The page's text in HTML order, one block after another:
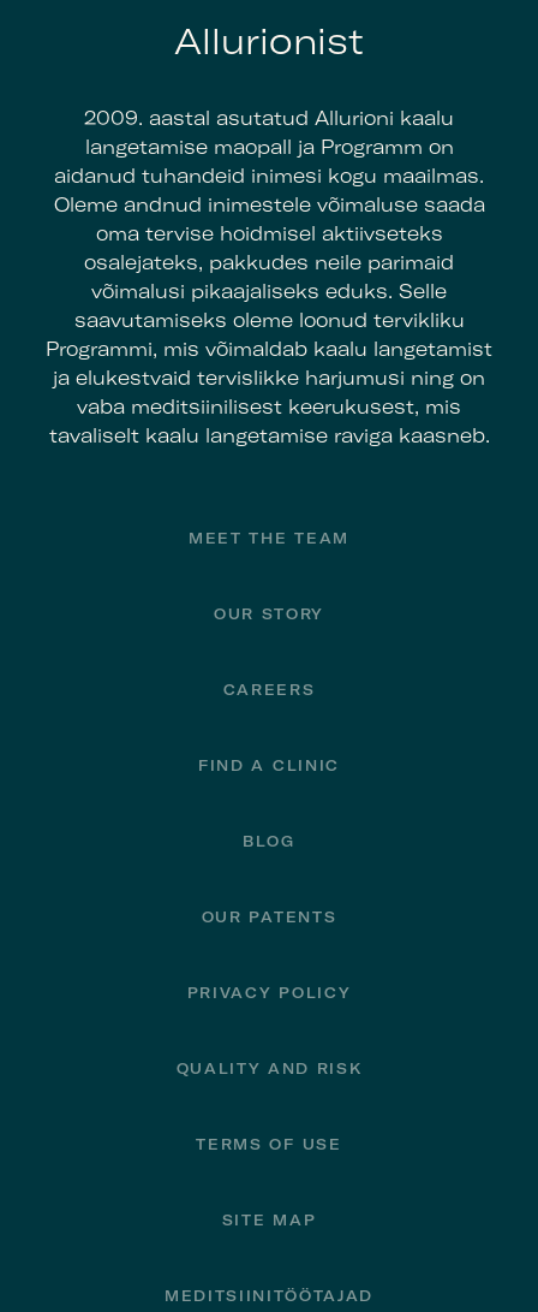
Allurionist
2009. aastal asutatud Allurioni kaalu
langetamise maopall ja Programm on
aidanud tuhandeid inimesi kogu maailmas.
Oleme andnud inimestele võimaluse saada
oma tervise hoidmisel aktiivseteks
osalejateks, pakkudes neile parimaid
võimalusi pikaajaliseks eduks. Selle
saavutamiseks oleme loonud tervikliku
Programmi, mis võimaldab kaalu langetamist
ja elukestvaid tervislikke harjumusi ning on
vaba meditsiinilisest keerukusest, mis
tavaliselt kaalu langetamise raviga kaasneb.
MEET THE TEAM
OUR STORY
CAREERS
FIND A CLINIC
BLOG
OUR PATENTS
PRIVACY POLICY
QUALITY AND RISK
TERMS OF USE
SITE MAP
MEDITSIINITÖÖTAJAD